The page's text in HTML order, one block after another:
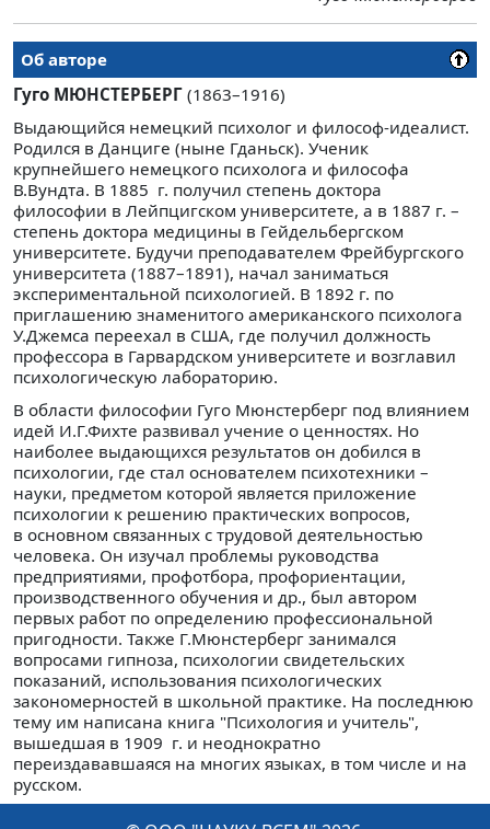
Об авторе
Гуго МЮНСТЕРБЕРГ (1863–1916)
Выдающийся немецкий психолог и философ-идеалист.
Родился в Данциге (ныне Гданьск). Ученик
крупнейшего немецкого психолога и философа
В.Вундта. В 1885 г. получил степень доктора
философии в Лейпцигском университете, а в 1887 г. –
степень доктора медицины в Гейдельбергском
университете. Будучи преподавателем Фрейбургского
университета (1887–1891), начал заниматься
экспериментальной психологией. В 1892 г. по
приглашению знаменитого американского психолога
У.Джемса переехал в США, где получил должность
профессора в Гарвардском университете и возглавил
психологическую лабораторию.
В области философии Гуго Мюнстерберг под влиянием
идей И.Г.Фихте развивал учение о ценностях. Но
наиболее выдающихся результатов он добился в
психологии, где стал основателем психотехники –
науки, предметом которой является приложение
психологии к решению практических вопросов,
в основном связанных с трудовой деятельностью
человека. Он изучал проблемы руководства
предприятиями, профотбора, профориентации,
производственного обучения и др., был автором
первых работ по определению профессиональной
пригодности. Также Г.Мюнстерберг занимался
вопросами гипноза, психологии свидетельских
показаний, использования психологических
закономерностей в школьной практике. На последнюю
тему им написана книга "Психология и учитель",
вышедшая в 1909 г. и неоднократно
переиздававшаяся на многих языках, в том числе и на
русском.